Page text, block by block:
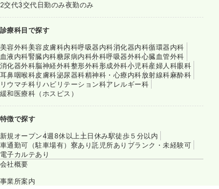
2交代3交代日勤のみ夜勤のみ
診療科目で探す
美容外科美容皮膚科内科呼吸器内科消化器内科循環器内科
血液内科腎臓内科糖尿病内科外科呼吸器外科心臓血管外科
消化器外科脳神経外科整形外科形成外科小児科産婦人科眼科
耳鼻咽喉科皮膚科泌尿器科精神科・心療内科放射線科麻酔科
リウマチ科リハビリテーション科アレルギー科
緩和医療科（ホスピス）
特徴で探す
新規オープン4週8休以上 土日休み駅徒歩５分以内
車通勤可（駐車場有） 寮あり託児所あり ブランク・未経験可
電子カルテあり
会社概要
事業所案内